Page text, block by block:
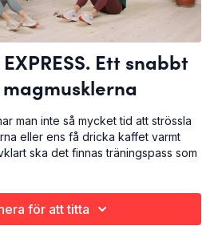
Ett snabbt
man inte så mycket tid att strössla
eller ens få dricka kaffet varmt
ska det finnas träningspass som
in fact på det.
för att titta